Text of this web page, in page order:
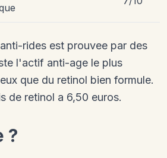
rides est prouvee par des
l'actif anti-age le plus
que du retinol bien formule.
de retinol a 6,50 euros.
?